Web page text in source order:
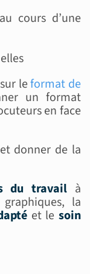
cours d’une
leformat de
un format
en face
donner de la
du travail à
la
et lesoin